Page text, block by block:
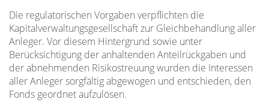
Die regulatorischen Vorgaben verpflichten die
Kapitalverwaltungsgesellschaft zur Gleichbehandlung aller
Anleger. Vor diesem Hintergrund sowie unter
Berücksichtigung der anhaltenden Anteilrückgaben und
der abnehmenden Risikostreuung wurden die Interessen
aller Anleger sorgfältig abgewogen und entschieden, den
Fonds geordnet aufzulösen.